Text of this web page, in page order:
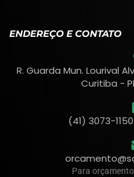
ENDEREÇO E CONTATO
R. Guarda Mun. Lourival
Curitiba -
(41) 3073-
Para